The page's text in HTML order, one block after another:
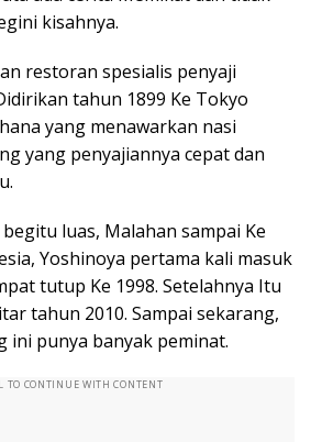
kisahnya.
restoran spesialis penyaji
tahun 1899 Ke Tokyo
yang menawarkan nasi
yang penyajiannya cepat dan
luas, Malahan sampai Ke
Yoshinoya pertama kali masuk
tutup Ke 1998. Setelahnya Itu
tahun 2010. Sampai sekarang,
ini punya banyak peminat.
TO CONTINUE WITH CONTENT